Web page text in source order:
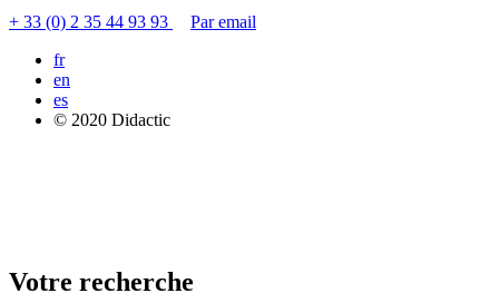
+ 33 (0) 2 35 44 93 93
Par email
fr
en
es
© 2020 Didactic
Votre recherche